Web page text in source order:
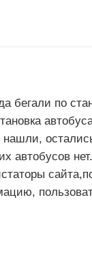
бегали по
нашли,
автобусов нет.